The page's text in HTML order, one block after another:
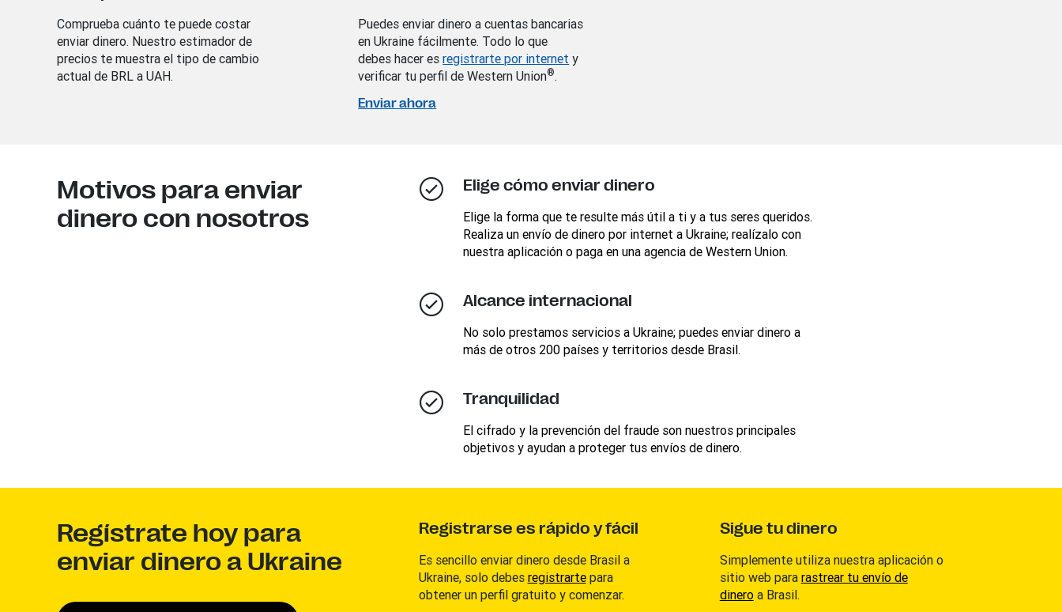
Comprueba cuánto te puede costar
enviar dinero. Nuestro estimador de
precios te muestra el tipo de cambio
actual de BRL a UAH.
Puedes enviar dinero a cuentas bancarias
en Ukraine fácilmente. Todo lo que
debes hacer esregistrarte por internet y
verificar tu perfil de Western Union®.
Enviar ahora
Motivos para enviar
dinero con nosotros
Elige cómo enviar dinero
Elige la forma que te resulte más útil a ti y a tus seres queridos.
Realiza un envío de dinero por internet a Ukraine; realízalo con
nuestra aplicación o paga en una agencia de Western Union.
Alcance internacional
No solo prestamos servicios a Ukraine; puedes enviar dinero a
más de otros 200 países y territorios desde Brasil.
Tranquilidad
El cifrado y la prevención del fraude son nuestros principales
objetivos y ayudan a proteger tus envíos de dinero.
Regístrate hoy para
enviar dinero a Ukraine
Registrarse es rápido y fácil
Es sencillo enviar dinero desde Brasil a
Ukraine, solo debes registrartepara
obtener un perfil gratuito y comenzar.
Sigue tu dinero
Simplemente utiliza nuestra aplicación o
sitio web para rastrear tu envío de
dineroa Brasil.